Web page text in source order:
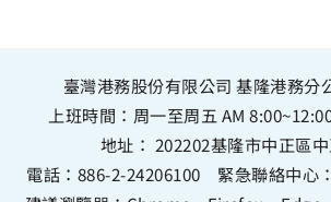
臺灣港務股份有限公司 基隆港務分
上班時間：周一至周五 AM
地址： 202202基隆市中正區
電話： 886-2-24206100 緊急聯絡中心：